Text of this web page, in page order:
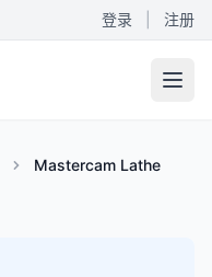
登录 注册
Mastercam Lathe